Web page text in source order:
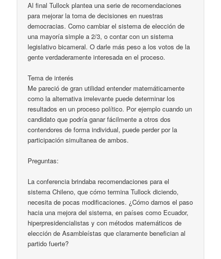
Al final Tullock plantea una serie de recomendaciones
para mejorar la toma de decisiones en nuestras
democracias. Como cambiar el sistema de elección de
una mayoría simple a 2/3, o contar con un sistema
legislativo bicameral. O darle más peso a los votos de la
gente verdaderamente interesada en el proceso.
Tema de interés
Me pareció de gran utilidad entender matemáticamente
como la alternativa irrelevante puede determinar los
resultados en un proceso político. Por ejemplo cuando un
candidato que podría ganar fácilmente a otros dos
contendores de forma individual, puede perder por la
participación simultanea de ambos.
Preguntas:
La conferencia brindaba recomendaciones para el
sistema Chileno, que cómo termina Tullock diciendo,
necesita de pocas modificaciones. ¿Cómo damos el paso
hacia una mejora del sistema, en países como Ecuador,
hiperpresidencialistas y con métodos matemáticos de
elección de Asambleístas que claramente benefician al
partido fuerte?